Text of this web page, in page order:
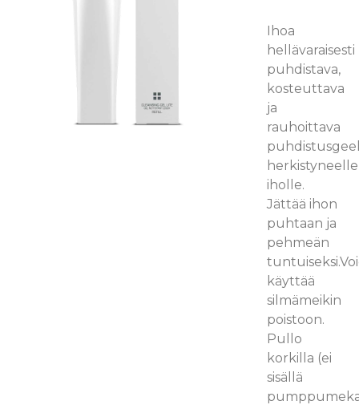
Ihoa
hellävaraisesti
puhdistava,
kosteuttava
ja
rauhoittava
herkistyneelle
iholle.
Jättää ihon
puhtaan ja
pehmeän
käyttää
silmämeikin
poistoon.
Pullo
korkilla (ei
sisällä